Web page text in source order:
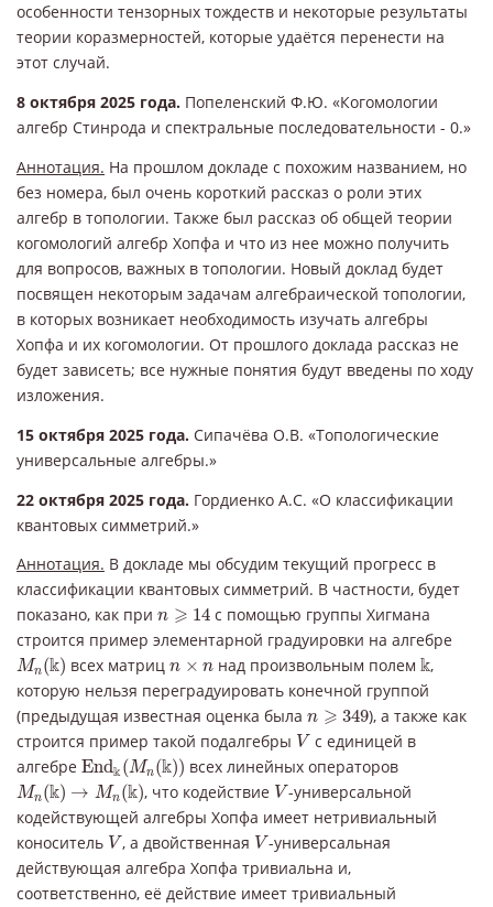
особенности тензорных тождеств и некоторые результаты
теории коразмерностей, которые удаётся перенести на
этот случай.
8 октября 2025 года. Попеленский Ф.Ю. «Когомологии
алгебр Стинрода и спектральные последовательности - 0.»
Аннотация. На прошлом докладе с похожим названием, но
без номера, был очень короткий рассказ о роли этих
алгебр в топологии. Также был рассказ об общей теории
когомологий алгебр Хопфа и что из нее можно получить
для вопросов, важных в топологии. Новый доклад будет
посвящен некоторым задачам алгебраической топологии,
в которых возникает необходимость изучать алгебры
Хопфа и их когомологии. От прошлого доклада рассказ не
будет зависеть; все нужные понятия будут введены по ходу
изложения.
15 октября 2025 года. Сипачёва О.В. «Топологические
универсальные алгебры.»
22 октября 2025 года. Гордиенко А.С. «О классификации
квантовых симметрий.»
Аннотация. В докладе мы обсудим текущий прогресс в
классификации квантовых симметрий. В частности, будет
показано, как при n ⩾ 14
n ⩾14 с помощью группы Хигмана
строится пример элементарной градуировки на алгебре
Mn(k)
Mn (k) всех матриц n × n
n×n над произвольным полемk
k,
которую нельзя переградуировать конечной группой
(предыдущая известная оценка была n ⩾ 349
n ⩾349), а также как
строится пример такой подалгебры V
V с единицей в
алгебре Endk(Mn(k))
End (Mn (k)) всех линейных операторов
Mn(k) → Mn(k)
Mn (k) →Mn(k) , что кодействие V
V-универсальной
кодействующей алгебры Хопфа имеет нетривиальный
коноситель V
V, а двойственная V
V-универсальная
действующая алгебра Хопфа тривиальна и,
соответственно, её действие имеет тривиальный